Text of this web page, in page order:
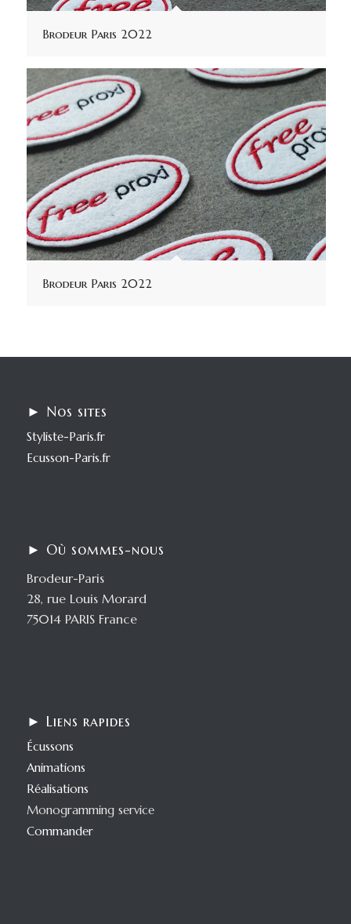
Brodeur Paris 2022
Brodeur Paris 2022
► Nos sites
Styliste-Paris.fr
Ecusson-Paris.fr
► Où sommes-nous
Brodeur-Paris
28, rue Louis Morard
75014 PARIS France
► Liens rapides
Écussons
Animations
Réalisations
Monogramming service
Commander